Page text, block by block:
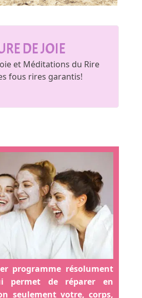
DE JOIE
et Méditations du Rire
fous rires garantis!
programme résolument
permet de réparer en
seulement votre, corps,